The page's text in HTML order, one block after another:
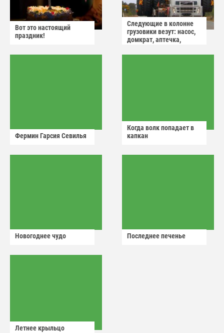
Вот это настоящий
праздник!
Следующие в колонне
грузовики везут: насос,
домкрат, аптечка,
Фермин Гарсия Севилья
Когда волк попадает в
капкан
Новогоднее чудо Последнее печенье
Летнее крыльцо